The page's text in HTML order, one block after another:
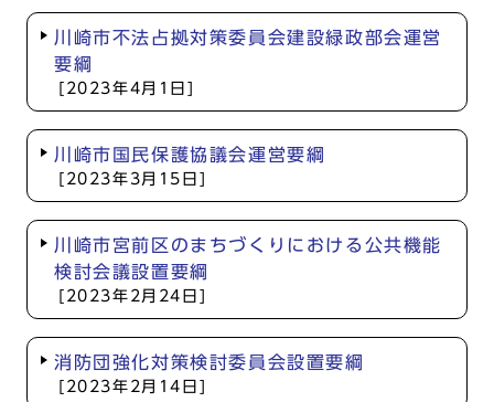
川崎市不法占拠対策委員会建設緑政部会運営
要綱
[2023年4月1日]
川崎市国民保護協議会運営要綱
[2023年3月15日]
川崎市宮前区のまちづくりにおける公共機能
検討会議設置要綱
[2023年2月24日]
消防団強化対策検討委員会設置要綱
[2023年2月14日]